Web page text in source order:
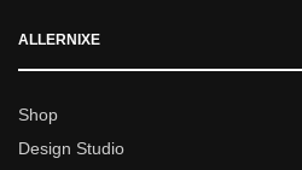
ALLERNIXE
Shop
Design Studio